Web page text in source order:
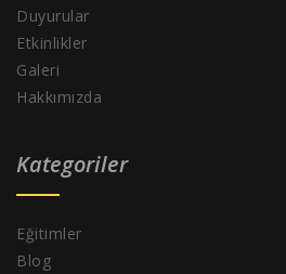
Duyurular
Etkinlikler
Galeri
Hakkımızda
Kategoriler
Eğitimler
Blog